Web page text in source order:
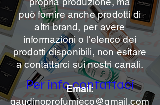
Per info contattaci
può fornire anche prodotti di
altri brand, per avere
informazioni o l'elenco dei
prodotti disponibili, non esitare
a contattarci sui nostri canali.
Email:
gaudinoprofumieco@gmail.com